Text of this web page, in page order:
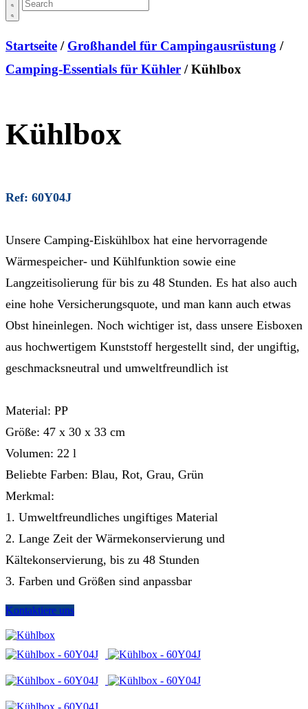
Startseite / Großhandel für Campingausrüstung /
Camping-Essentials für Kühler / Kühlbox
Kühlbox
Ref: 60Y04J
Unsere Camping-Eiskühlbox hat eine hervorragende
Wärmespeicher- und Kühlfunktion sowie eine
Langzeitisolierung für bis zu 48 Stunden. Es hat also auch
eine hohe Versicherungsquote, und man kann auch etwas
Obst hineinlegen. Noch wichtiger ist, dass unsere Eisboxen
aus hochwertigem Kunststoff hergestellt sind, der ungiftig,
geschmacksneutral und umweltfreundlich ist
Material: PP
Größe: 47 x 30 x 33 cm
Volumen: 22 l
Beliebte Farben: Blau, Rot, Grau, Grün
Merkmal:
1. Umweltfreundliches ungiftiges Material
2. Lange Zeit der Wärmekonservierung und
Kältekonservierung, bis zu 48 Stunden
3. Farben und Größen sind anpassbar
Kontaktiere uns